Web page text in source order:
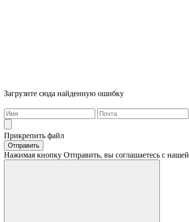
Загрузите сюда найденную ошибку
Прикрепить файл
Отправить
Нажимая кнопку Отправить, вы соглашаетесь с нашей